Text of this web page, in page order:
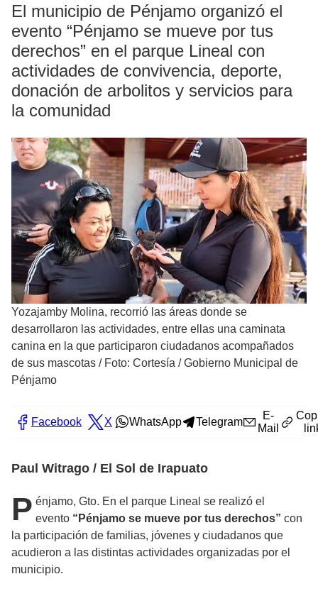
El municipio de Pénjamo organizó el
evento “Pénjamo se mueve por tus
derechos” en el parque Lineal con
actividades de convivencia, deporte,
donación de arbolitos y servicios para
la comunidad
Yozajamby Molina, recorrió las áreas donde se
desarrollaron las actividades, entre ellas una caminata
canina en la que participaron ciudadanos acompañados
de sus mascotas / Foto: Cortesía / Gobierno Municipal de
Pénjamo
Facebook X WhatsApp Telegram
E-
Mail
Paul Witrago / El Sol de Irapuato
P énjamo, Gto. En el parque Lineal se realizó el
evento “Pénjamo se mueve por tus derechos” con
la participación de familias, jóvenes y ciudadanos que
acudieron a las distintas actividades organizadas por el
municipio.